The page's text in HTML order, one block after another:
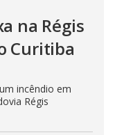
na Régis
Curitiba
incêndio em
Régis